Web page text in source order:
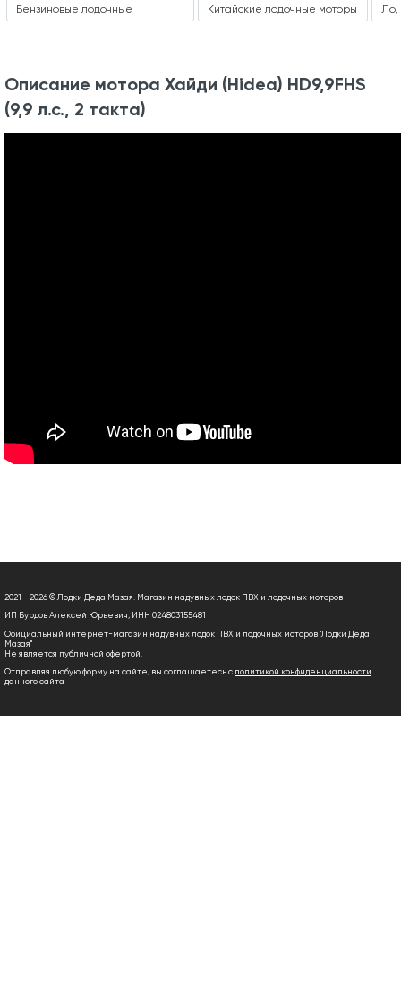
Бензиновые лодочные Китайские лодочные моторы
Описание мотора Хайди (Hidea) HD9,9FHS
(9,9 л.с., 2 такта)
2021 - 2026 © Лодки Деда Мазая. Магазин надувных лодок ПВХ и лодочных моторов
ИП Бурдов Алексей Юрьевич, ИНН 024803155481
Официальный интернет-магазин надувных лодок ПВХ и лодочных моторов "Лодки Деда
Мазая"
Не является публичной офертой.
Отправляя любую форму на сайте, вы соглашаетесь с политикой конфиденциальности
данного сайта